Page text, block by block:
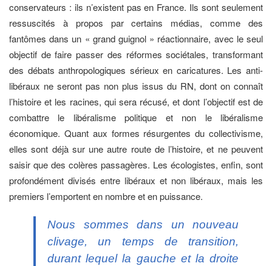
conservateurs : ils n’existent pas en France. Ils sont seulement
ressuscités à propos par certains médias, comme des
fantômes dans un « grand guignol » réactionnaire, avec le seul
objectif de faire passer des réformes sociétales, transformant
des débats anthropologiques sérieux en caricatures. Les anti-
libéraux ne seront pas non plus issus du RN, dont on connaît
l’histoire et les racines, qui sera récusé, et dont l’objectif est de
combattre le libéralisme politique et non le libéralisme
économique. Quant aux formes résurgentes du collectivisme,
elles sont déjà sur une autre route de l’histoire, et ne peuvent
saisir que des colères passagères. Les écologistes, enfin, sont
profondément divisés entre libéraux et non libéraux, mais les
premiers l’emportent en nombre et en puissance.
Nous sommes dans un nouveau
clivage, un temps de transition,
durant lequel la gauche et la droite